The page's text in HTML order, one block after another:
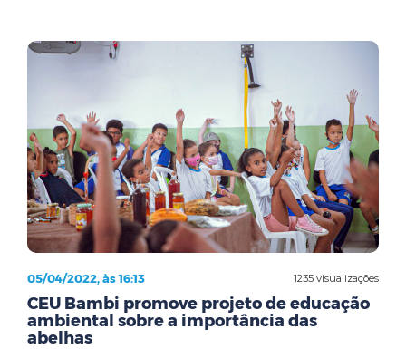
1235 visualizações
05/04/2022, às 16:13
CEU Bambi promove projeto de educação
ambiental sobre a importância das
abelhas